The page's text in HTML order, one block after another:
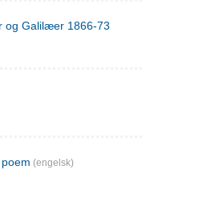
og Galilæer 1866-73
(engelsk)